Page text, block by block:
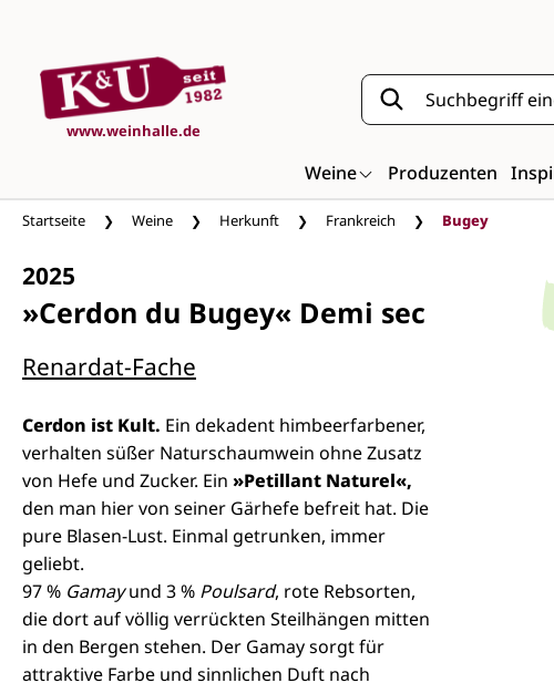
www.weinhalle.de
Weine Produzenten
Startseite Weine Herkunft Frankreich Bugey
2025
»Cerdon du Bugey« Demi sec
Renardat-Fache
Cerdon ist Kult. Ein dekadent himbeerfarbener,
verhalten süßer Naturschaumwein ohne Zusatz
von Hefe und Zucker. Ein »Petillant Naturel«,
den man hier von seiner Gärhefe befreit hat. Die
pure Blasen-Lust. Einmal getrunken, immer
geliebt.
97 % Gamayund 3 % Poulsard, rote Rebsorten,
die dort auf völlig verrückten Steilhängen mitten
in den Bergen stehen. Der Gamay sorgt für
attraktive Farbe und sinnlichen Duft nach